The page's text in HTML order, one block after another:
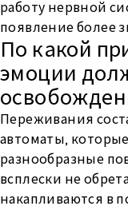
работу нервной
появление более
По какой
эмоции
Переживания
автоматы,
разнообразные
всплески не
накапливаются в